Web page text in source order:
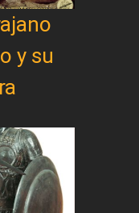
y su